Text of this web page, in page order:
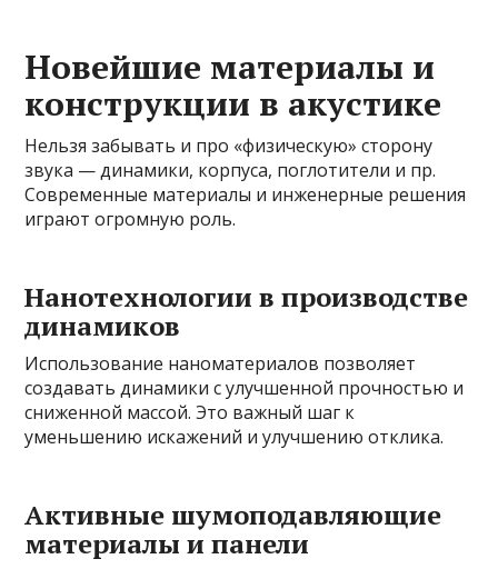
Новейшие материалы и
конструкции в акустике
Нельзя забывать и про «физическую» сторону
звука — динамики, корпуса, поглотители и пр.
Современные материалы и инженерные решения
играют огромную роль.
Нанотехнологии в производстве
динамиков
Использование наноматериалов позволяет
создавать динамики с улучшенной прочностью и
сниженной массой. Это важный шаг к
уменьшению искажений и улучшению отклика.
Активные шумоподавляющие
материалы и панели